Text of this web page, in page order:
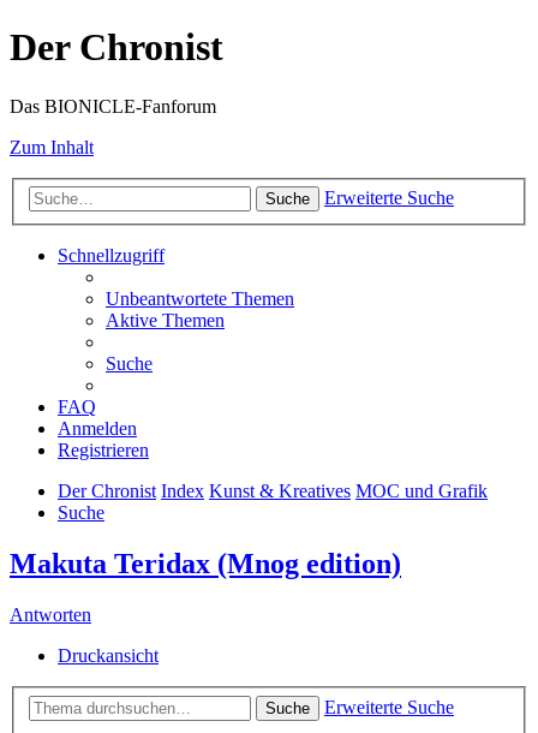
Der Chronist
Das BIONICLE-Fanforum
Zum Inhalt
Suche Erweiterte Suche
Schnellzugriff
Unbeantwortete Themen
Aktive Themen
Suche
FAQ
Anmelden
Registrieren
Der Chronist Index Kunst & Kreatives MOC und Grafik
Suche
Makuta Teridax (Mnog edition)
Antworten
Druckansicht
Suche
Erweiterte Suche